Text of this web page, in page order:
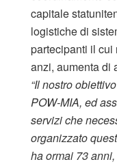
capitale
logistiche di
partecipanti il cui
anzi, aumenta di
“Il nostro
POW-MIA, ed
servizi che
organizzato
ha ormai 73